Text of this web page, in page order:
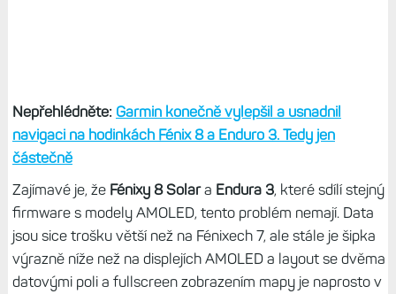
Nepřehlédněte: Garmin konečně vylepšil a usnadnil
navigaci na hodinkách Fénix 8 a Enduro 3. Tedy jen
částečně
Zajímavé je, že Fénixy 8 Solara Endura 3, které sdílí stejný
firmware s modely AMOLED, tento problém nemají. Data
jsou sice trošku větší než na Fénixech 7, ale stále je šipka
výrazně níže než na displejích AMOLED a layout se dvěma
datovými poli a fullscreen zobrazením mapy je naprosto v